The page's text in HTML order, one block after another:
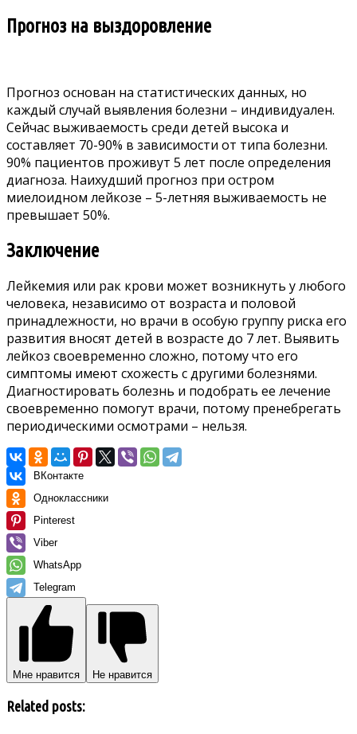
Прогноз на выздоровление
Прогноз основан на статистических данных, но
каждый случай выявления болезни – индивидуален.
Сейчас выживаемость среди детей высока и
составляет 70-90% в зависимости от типа болезни.
90% пациентов проживут 5 лет после определения
диагноза. Наихудший прогноз при остром
миелоидном лейкозе – 5-летняя выживаемость не
превышает 50%.
Заключение
Лейкемия или рак крови может возникнуть у любого
человека, независимо от возраста и половой
принадлежности, но врачи в особую группу риска его
развития вносят детей в возрасте до 7 лет. Выявить
лейкоз своевременно сложно, потому что его
симптомы имеют схожесть с другими болезнями.
Диагностировать болезнь и подобрать ее лечение
своевременно помогут врачи, потому пренебрегать
периодическими осмотрами – нельзя.
ВКонтакте
Одноклассники
Pinterest
Viber
WhatsApp
Telegram
Мне нравится Не нравится
Related posts: